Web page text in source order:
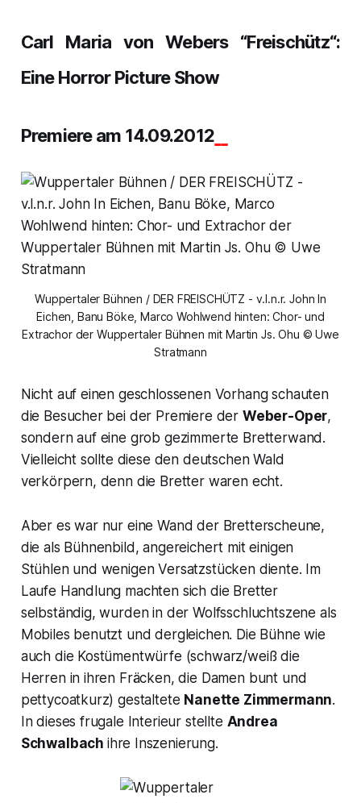
Carl Maria von Webers “Freischütz“:
Eine Horror Picture Show
Premiere am 14.09.2012
Wuppertaler Bühnen / DER FREISCHÜTZ - v.l.n.r. John In
Eichen, Banu Böke, Marco Wohlwend hinten: Chor- und
Extrachor der Wuppertaler Bühnen mit Martin Js. Ohu © Uwe
Stratmann
Nicht auf einen geschlossenen Vorhang schauten
die Besucher bei der Premiere der Weber-Oper,
sondern auf eine grob gezimmerte Bretterwand.
Vielleicht sollte diese den deutschen Wald
verkörpern, denn die Bretter waren echt.
Aber es war nur eine Wand der Bretterscheune,
die als Bühnenbild, angereichert mit einigen
Stühlen und wenigen Versatzstücken diente. Im
Laufe Handlung machten sich die Bretter
selbständig, wurden in der Wolfsschluchtszene als
Mobiles benutzt und dergleichen. Die Bühne wie
auch die Kostümentwürfe (schwarz/weiß die
Herren in ihren Fräcken, die Damen bunt und
pettycoatkurz) gestaltete Nanette Zimmermann.
In dieses frugale Interieur stellte Andrea
Schwalbach ihre Inszenierung.